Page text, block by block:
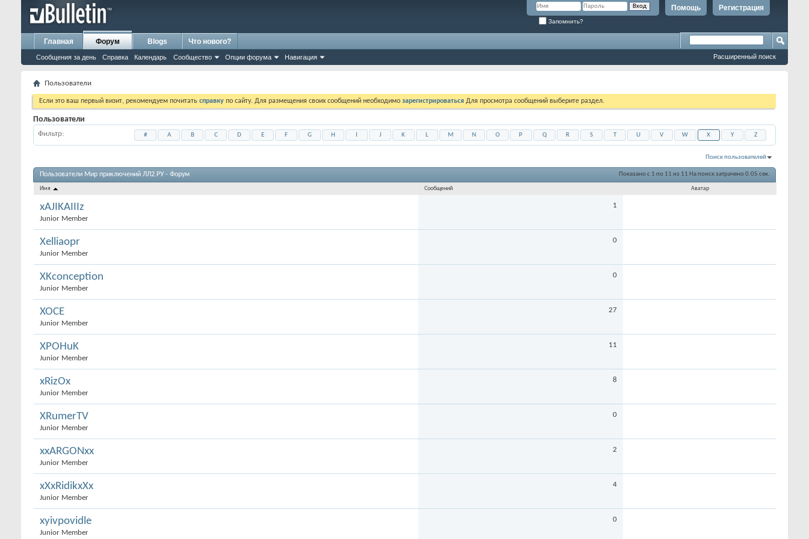
Регистрация
Помощь
Запомнить?
Главная Форум
Сообщения за день Справка Календарь Сообщество Опции форума Навигация
Blogs Что нового?
Расширенный поиск
Пользователи
Если это ваш первый визит, рекомендуем почитать справку по сайту. Для размещения своих сообщений необходимо зарегистрироваться Для просмотра сообщений выберите раздел.
Пользователи
Фильтр # A B C D E F G H J K L M N O P Q R S T U V W X Y Z
Поиск пользователей
Показано с 1 по 11 из 11 На поиск затрачено0.05 сек.
Пользователи Мир приключений ЛЛ2.РУ - Форум
Имя Сообщений Аватар
xAJIKAIIIz
Junior Member
1
Xelliaopr
Junior Member
0
XKconception
Junior Member
0
XOCE
Junior Member
27
XPOHuK
Junior Member
11
xRizOx
Junior Member
8
XRumerTV
Junior Member
0
xxARGONxx
Junior Member
2
xXxRidikxXx
Junior Member
4
xyivpovidle
Junior Member
0